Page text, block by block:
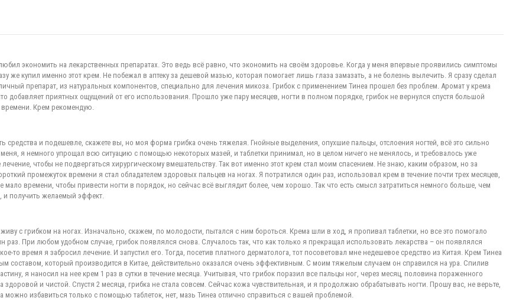
экономить на лекарственных препаратах. Это ведь всё равно, что экономить на своём здоровье. Когда у меня впервые проявились симптомы
же купил именно этот крем. Не побежал в аптеку за дешевой мазью, которая помогает лишь глаза замазать, а не болезнь вылечить. Я сразу сделал
препарат, из натуральных компонентов, специально для лечения микоза. Грибок с применением Тинеа прошел без проблем. Аромат у крема
добавляет приятных ощущений от его использования. Прошло уже пару месяцев, ногти в полном порядке, грибок не вернулся спустя большой
времени. Крем рекомендую.
средства и подешевле, скажете вы, но моя форма грибка очень тяжелая. Гнойные выделения, опухшие пальцы, отслоения ногтей, всё это сильно
я немного упрощал всю ситуацию с помощью некоторых мазей, и таблетки принимал, но в целом ничего не менялось, и требовалось уже
чтобы не подвергаться хирургическому вмешательству. Так вот именно этот крем стал моим спасением. Не знаю, каким образом, но за
промежуток времени я стал обладателем здоровых пальцев на ногах. Я потратился один раз, использовал крем в течение почти трех месяцев,
мало времени, чтобы привести ногти в порядок, но сейчас всё выглядит более, чем хорошо. Так что есть смысл затратиться немного больше, чем
и получить желаемый эффект.
живу с грибком на ногах. Изначально, скажем, по молодости, пытался с ним бороться. Крема шли в ход, я пропивал таблетки, но все это помогало
раз. При любом удобном случае, грибок появлялся снова. Случалось так, что как только я прекращал использовать лекарства – он появлялся
то время я забросил лечение. И запустил его. Тогда, посетив платного дерматолога, тот посоветовал мне недешевое средство из Китая. Крем Тинеа
составом, который производится в Китае, действительно оказался очень эффективным. С моим тяжелым случаем он справился на ура. Спилив
я наносил на нее крем 1 раз в сутки в течение месяца. Учитывая, что грибок поразил все пальцы ног, через месяц, половина пораженного
здоровой и чистой. Спустя 2 месяца, грибка не стала совсем. Сейчас кожа чувствительная, и я продолжаю обрабатывать ногти. Прошу вас, не верьте,
можно избавиться только с помощью таблеток, нет, мазь Тинеа отлично справиться с вашей проблемой.